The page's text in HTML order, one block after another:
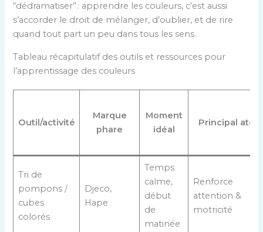
“dédramatiser” : apprendre les couleurs, c’est aussi
s’accorder le droit de mélanger, d’oublier, et de rire
quand tout part un peu dans tous les sens.
Tableau récapitulatif des outils et ressources pour
l’apprentissage des couleurs
Outil/activité
Marque
phare
Moment
idéal
Principal
Tri de
pompons /
cubes
colorés
Djeco,
Hape
Temps
calme,
début
de
matinée
Renforce
attention &
motricité